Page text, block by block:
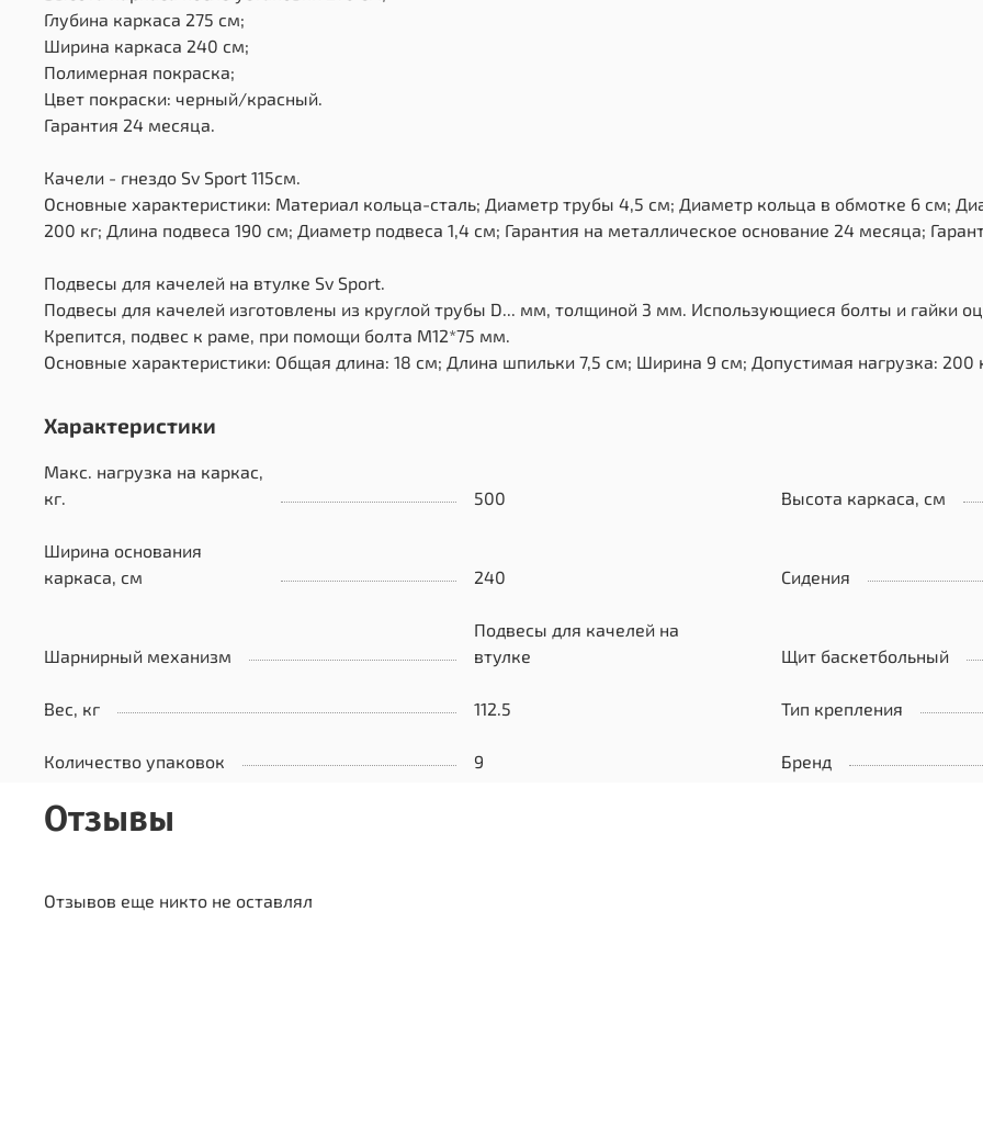
Глубина каркаса 275 см;
Ширина каркаса 240 см;
Полимерная покраска;
Цвет покраски: черный/красный.
Гарантия 24 месяца.
Качели - гнездо Sv Sport 115см.
Основные характеристики: Материал кольца-сталь; Диаметр трубы 4,5 см; Диаметр кольца в обмотке 6 см;
200 кг; Длина подвеса 190 см; Диаметр подвеса 1,4 см; Гарантия на металлическое основание 24 месяца;
Подвесы для качелей на втулке Sv Sport.
Подвесы для качелей изготовлены из круглой трубы D... мм, толщиной 3 мм. Использующиеся болты и гайки
Крепится, подвес к раме, при помощи болта М12*75 мм.
Основные характеристики: Общая длина: 18 см; Длина шпильки 7,5 см; Ширина 9 см; Допустимая нагрузка: 200
Характеристики
Макс. нагрузка на каркас,
кг.
500 Высота каркаса, см
Ширина основания
каркаса, см
240 Сидения
Шарнирный механизм
Подвесы для качелей на
втулке
Щит баскетбольный
Вес, кг 112.5 Тип крепления
Количество упаковок 9 Бренд
Отзывы
Отзывов еще никто не оставлял